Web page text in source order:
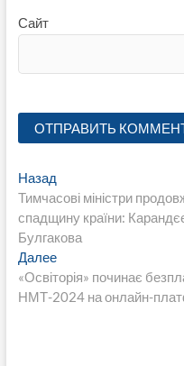
Сайт
Навигация
по
записям
НазадПредыдущая
запись:
Тимчасові міністри
спадщину країни:
Булгакова
ДалееСледующая
запись:
«Освіторія» починає
НМТ-2024 на онлайн-